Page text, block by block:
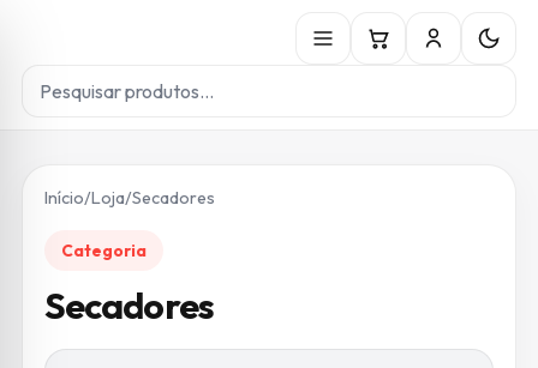
Início/Loja/Secadores
Categoria
Secadores